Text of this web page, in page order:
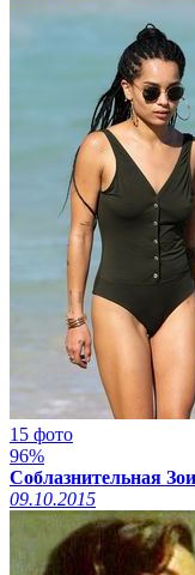
15 фото
96%
Соблазнительная
09.10.2015